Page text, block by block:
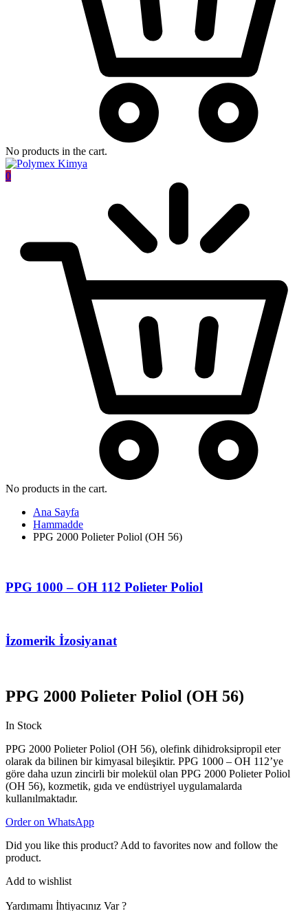
No products in the cart.
0
No products in the cart.
Ana Sayfa
Hammadde
PPG 2000 Polieter Poliol (OH 56)
PPG 1000 – OH 112 Polieter Poliol
İzomerik İzosiyanat
PPG 2000 Polieter Poliol (OH 56)
In Stock
PPG 2000 Polieter Poliol (OH 56), olefink dihidroksipropil eter
olarak da bilinen bir kimyasal bileşiktir. PPG 1000 – OH 112’ye
göre daha uzun zincirli bir molekül olan PPG 2000 Polieter Poliol
(OH 56), kozmetik, gıda ve endüstriyel uygulamalarda
kullanılmaktadır.
Order on WhatsApp
Did you like this product? Add to favorites now and follow the
product.
Add to wishlist
Yardımamı İhtiyacınız Var ?